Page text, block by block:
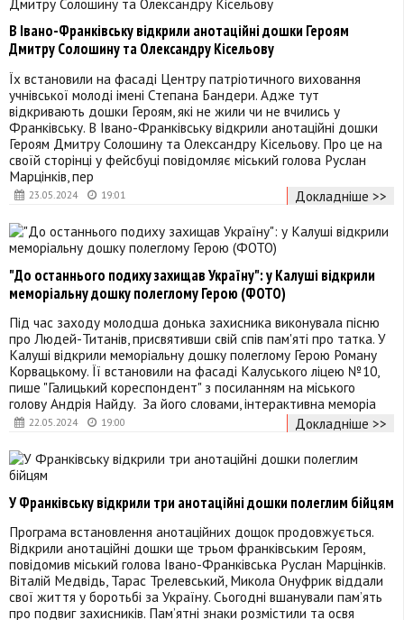
23.05.2024 19:01
В Івано-Франківську відкрили анотаційні дошки Героям
Дмитру Солошину та Олександру Кісельову
Їх встановили на фасаді Центру патріотичного виховання
учнівської молоді імені Степана Бандери. Адже тут
відкривають дошки Героям, які не жили чи не вчились у
Франківську. В Івано-Франківську відкрили анотаційні дошки
Героям Дмитру Солошину та Олександру Кісельову. Про це на
своїй сторінці у фейсбуці повідомляє міський голова Руслан
Марцінків, пер
Докладніше >>
22.05.2024 19:00
"До останнього подиху захищав Україну": у Калуші відкрили
меморіальну дошку полеглому Герою (ФОТО)
Під час заходу молодша донька захисника виконувала пісню
про Людей-Титанів, присвятивши свій спів пам'яті про татка. У
Калуші відкрили меморіальну дошку полеглому Герою Роману
Корвацькому. Її встановили на фасаді Калуського ліцею №10,
пише "Галицький кореспондент" з посиланням на міського
голову Андрія Найду. За його словами, інтерактивна меморіа
Докладніше >>
У Франківську відкрили три анотаційні дошки полеглим бійцям
Програма встановлення анотаційних дощок продовжується.
Відкрили анотаційні дошки ще трьом франківським Героям,
повідомив міський голова Івано-Франківська Руслан Марцінків.
Віталій Медвідь, Тарас Трелевський, Микола Онуфрик віддали
свої життя у боротьбі за Україну. Сьогодні вшанували пам’ять
про подвиг захисників. Пам’ятні знаки розмістили та освя